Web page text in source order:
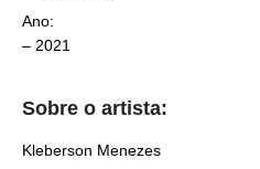
Ano:
– 2021
Sobre o artista:
Kleberson Menezes